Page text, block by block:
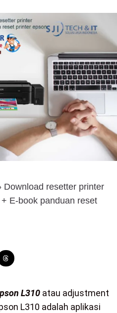
Download resetter printer
E-book panduan reset
L310 atau adjustment
L310 adalah aplikasi